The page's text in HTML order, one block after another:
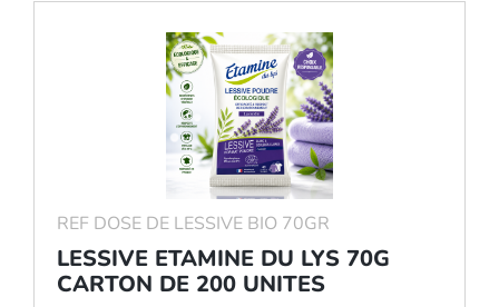
REF DOSE DE LESSIVE BIO 70GR
LESSIVE ETAMINE DU LYS 70G
CARTON DE 200 UNITES